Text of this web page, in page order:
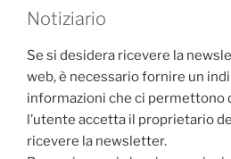
Notiziario
Se si desidera ricevere la
web, è necessario fornire un
informazioni che ci permettono
l’utente accetta il proprietario
ricevere la newsletter.